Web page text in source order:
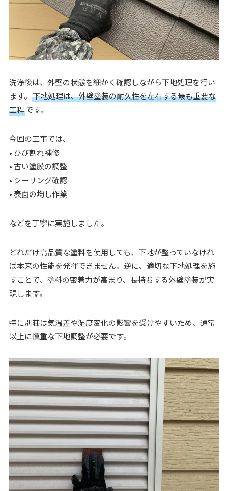
洗浄後は、外壁の状態を細かく確認しながら下地処理を行い
ます。 下地処理は、外壁塗装の耐久性を左右する最も重要な
工程です。
今回の工事では、
• ひび割れ補修
• 古い塗膜の調整
• シーリング確認
• 表面の均し作業
などを丁寧に実施しました。
どれだけ高品質な塗料を使用しても、下地が整っていなけれ
ば本来の性能を発揮できません。逆に、適切な下地処理を施
すことで、塗料の密着力が高まり、長持ちする外壁塗装が実
現します。
特に別荘は気温差や湿度変化の影響を受けやすいため、通常
以上に慎重な下地調整が必要です。